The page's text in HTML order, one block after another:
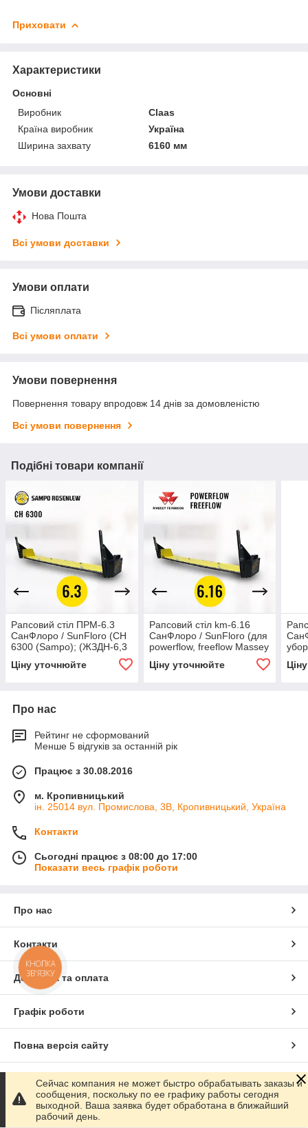
Приховати
Характеристики
Основні
Виробник
Claas
Країна виробник
Україна
Ширина захвату
6160 мм
Умови доставки
Нова Пошта
Всі умови доставки
Умови оплати
Післяплата
Всі умови оплати
Умови повернення
Повернення товару впродовж 14 днів за домовленістю
Всі умови повернення
Подібні товари компанії
Рапсовий стіл ПРМ-6.3
СанФлоро / SunFloro (CH
6300 (Sampo); (ЖЗДН-6,3
Ціну уточнюйте
Рапсовий стіл km-6.16
СанФлоро / SunFloro (для
powerflow, freeflow Massey
Ціну уточнюйте
Про нас
Рейтинг не сформований
Менше 5 відгуків за останній рік
Працює з 30.08.2016
м. Кропивницький
ін. 25014 вул. Промислова, 3В, Кропивницький, Україна
Контакти
Сьогодні працює з 08:00 до 17:00
Показати весь графік роботи
Про нас
Контакти
Доставка та оплата
Графік роботи
Повна версія сайту
Сайт створено на маркетплейсі Prom.ua
Політика конфіденційності
Сейчас компания не может быстро обрабатывать заказы и
сообщения, поскольку по ее графику работы сегодня
выходной. Ваша заявка будет обработана в ближайший
рабочий день.
КНОПКА
ЗВ'ЯЗКУ